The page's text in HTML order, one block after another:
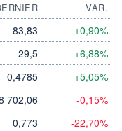
VAR.
83,83 +0,90%
29,5 +6,88%
0,4785 +5,05%
702,06 -0,15%
0,773 -22,70%